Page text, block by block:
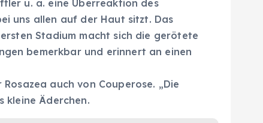
u. a. eine Überreaktion des
uns allen auf der Haut sitzt. Das
Stadium macht sich die gerötete
bemerkbar und erinnert an einen
auch von Couperose. „Die
kleine Äderchen.